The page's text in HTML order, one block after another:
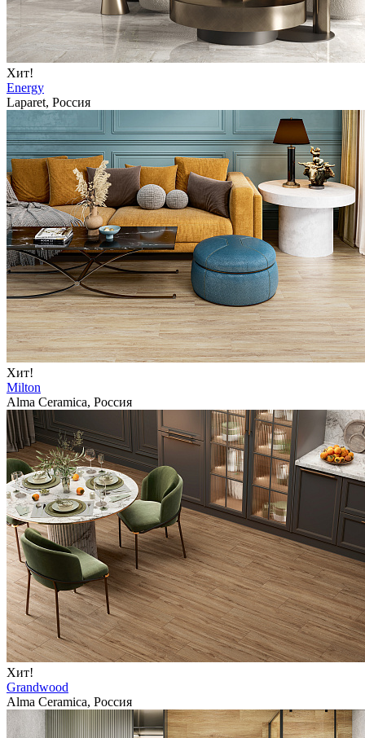
Хит!
Energy
Laparet, Россия
Хит!
Milton
Alma Ceramica, Россия
Хит!
Grandwood
Alma Ceramica, Россия